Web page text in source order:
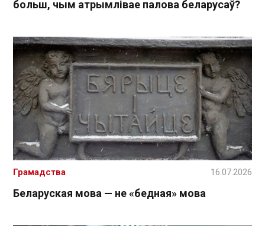
больш, чым атрымлівае палова беларусаў?
Беларуская мова — не «бедная» мова
Грамадства 16.07.2026